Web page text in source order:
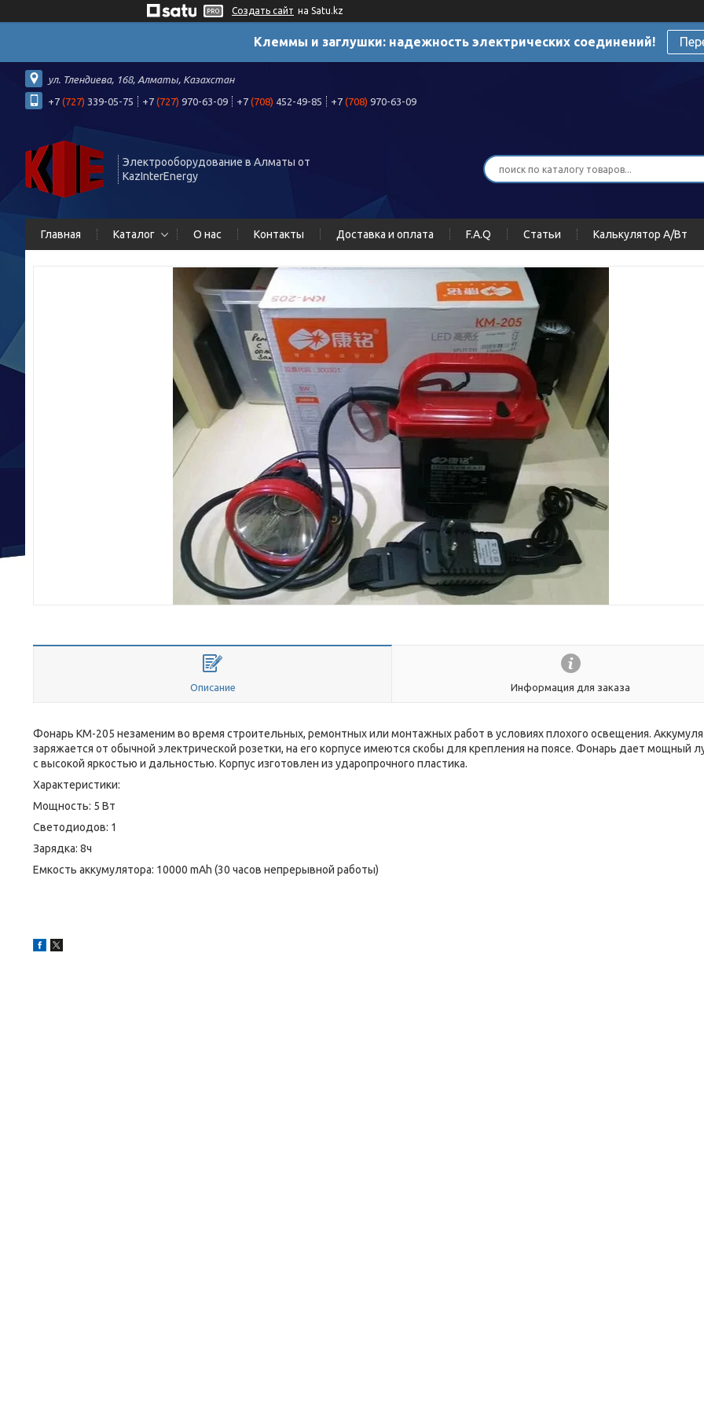
Создать сайт на Satu.kz
Клеммы и заглушки: надежность электрических соединений!
ул. Тлендиева, 168, Алматы, Казахстан
+7 (727) 339-05-75 +7 (727) 970-63-09 +7 (708) 452-49-85 +7 (708) 970-63-09
Электрооборудование в Алматы от
KazInterEnergy
Главная Каталог О нас Контакты Доставка и оплата F.A.Q Статьи Калькулятор А/Вт
Описание Информация для заказа
Фонарь KM-205 незаменим во время строительных, ремонтных или монтажных работ в условиях плохого освещения.
заряжается от обычной электрической розетки, на его корпусе имеются скобы для крепления на поясе. Фонарь дает мощный
с высокой яркостью и дальностью. Корпус изготовлен из ударопрочного пластика.
Характеристики:
Мощность: 5 Вт
Светодиодов: 1
Зарядка: 8ч
Емкость аккумулятора: 10000 mAh (30 часов непрерывной работы)